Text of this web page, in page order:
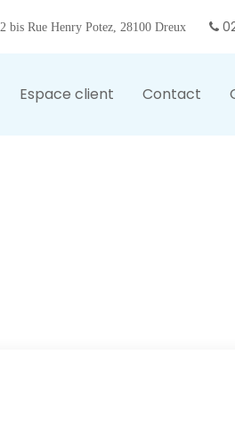
2 bis Rue Henry Potez, 28100 Dreux
Espace client Contact